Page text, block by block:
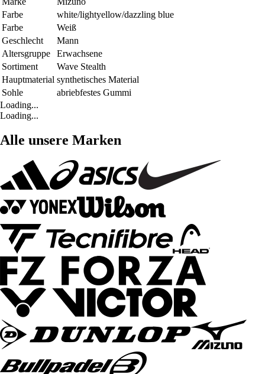
Farbe
white/lightyellow/dazzling blue
Farbe
Weiß
Geschlecht
Mann
Altersgruppe
Erwachsene
Sortiment
Wave Stealth
Hauptmaterial synthetisches Material
Sohle
abriebfestes Gummi
Loading...
Loading...
Alle unsere Marken